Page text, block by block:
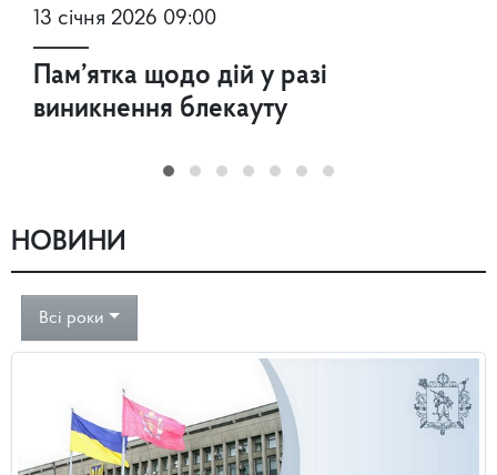
13 січня 2026 09:00
Пам’ятка щодо дій у разі
виникнення блекауту
НОВИНИ
Всі роки